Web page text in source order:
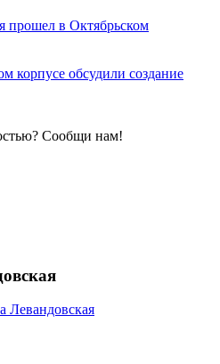
прошел в Октябрьском
корпусе обсудили создание
Сообщи нам!
Левандовская